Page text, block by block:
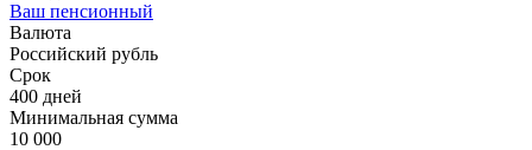
Ваш пенсионный
Валюта
Российский рубль
Срок
400 дней
Минимальная сумма
10 000